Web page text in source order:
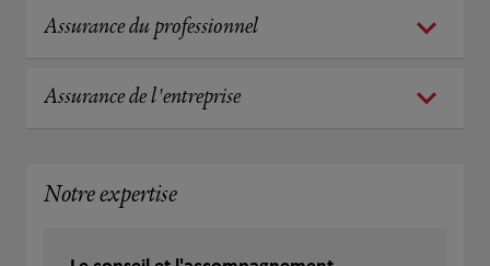
Assurance du professionnel
Assurance de l'entreprise
Notre expertise